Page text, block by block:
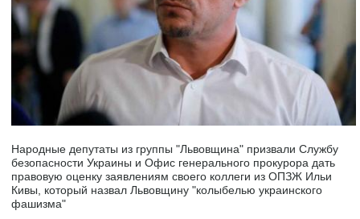
Народные депутаты из группы "Львовщина" призвали Службу
безопасности Украины и Офис генерального прокурора дать
правовую оценку заявлениям своего коллеги из ОПЗЖ Ильи
Кивы, который назвал Львовщину "колыбелью украинского
фашизма"